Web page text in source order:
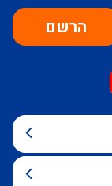
הרשם